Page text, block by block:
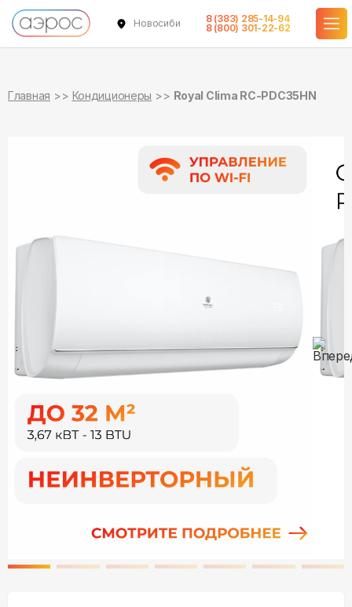
Новосибирск
8 (383) 285-14-94
8 (800) 301-22-62
Главная Кондиционеры Royal Clima RC-PDC35HN
в наличии
в наличии